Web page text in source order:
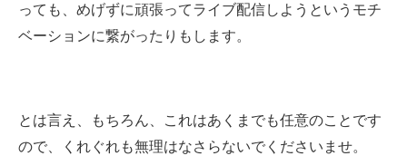
っても、めげずに頑張ってライブ配信しようというモチ
ベーションに繋がったりもします。
とは言え、もちろん、これはあくまでも任意のことです
ので、くれぐれも無理はなさらないでくださいませ。